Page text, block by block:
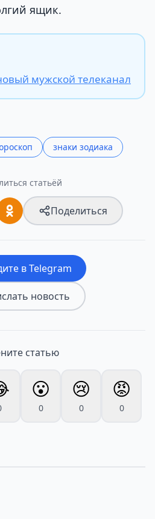
ящик.
мужской телеканал
знаки зодиака
статьёй
Поделиться
в Telegram
новость
статью
😮
0
😢
0
😡
0